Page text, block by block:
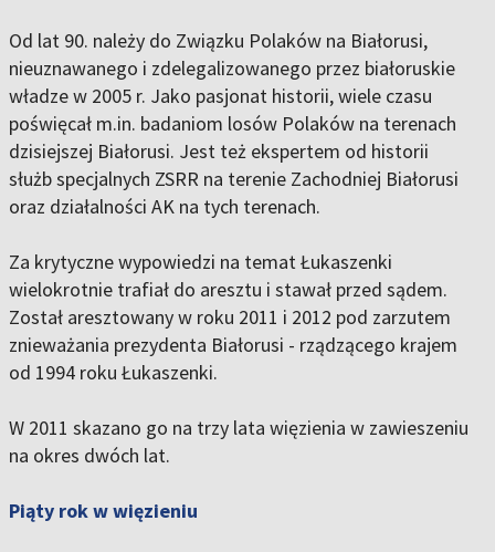
Od lat 90. należy do Związku Polaków na Białorusi,
nieuznawanego i zdelegalizowanego przez białoruskie
władze w 2005 r. Jako pasjonat historii, wiele czasu
poświęcał m.in. badaniom losów Polaków na terenach
dzisiejszej Białorusi. Jest też ekspertem od historii
służb specjalnych ZSRR na terenie Zachodniej Białorusi
oraz działalności AK na tych terenach.
Za krytyczne wypowiedzi na temat Łukaszenki
wielokrotnie trafiał do aresztu i stawał przed sądem.
Został aresztowany w roku 2011 i 2012 pod zarzutem
znieważania prezydenta Białorusi - rządzącego krajem
od 1994 roku Łukaszenki.
W 2011 skazano go na trzy lata więzienia w zawieszeniu
na okres dwóch lat.
Piąty rok w więzieniu